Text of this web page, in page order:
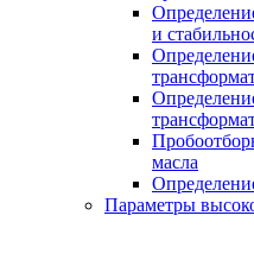
и
масла
Параметры